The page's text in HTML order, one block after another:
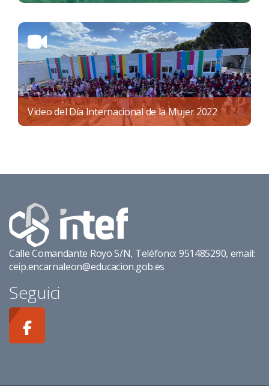
Video del Día Internacional de la Mujer 2022
Calle Comandante Royo S/N, Teléfono: 951485290, email:
ceip.encarnaleon@educacion.gob.es
Seguici